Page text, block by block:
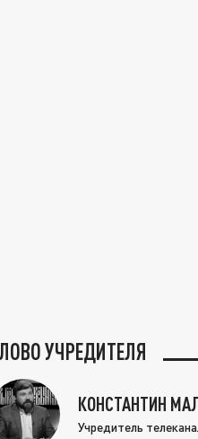
УЧРЕДИТЕЛЯ
КОНСТАНТИН
Учредитель